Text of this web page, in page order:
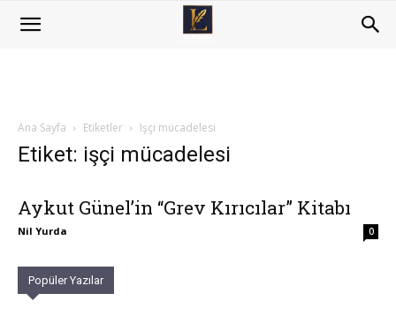
Ana Sayfa Etiketler Işçi mücadelesi
Etiket: işçi mücadelesi
Aykut Günel’in “Grev Kırıcılar” Kitabı
Nil Yurda 0
Popüler Yazılar